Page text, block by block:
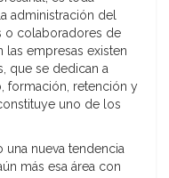
administración del
o colaboradores de
las empresas existen
que se dedican a
formación, retención y
uno de los
una nueva tendencia
más esa área con